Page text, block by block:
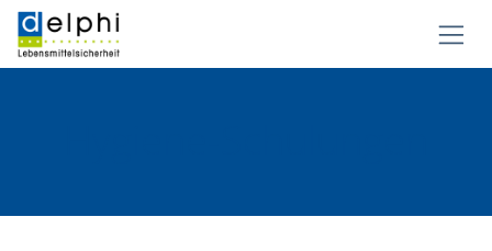
Zum Inhalt springen